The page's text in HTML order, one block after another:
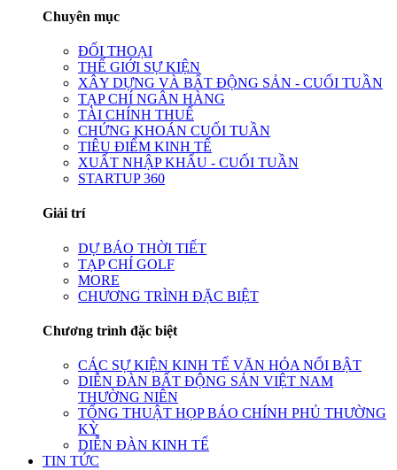
Chuyên mục
ĐỐI THOẠI
THẾ GIỚI SỰ KIỆN
XÂY DỰNG VÀ BẤT ĐỘNG SẢN - CUỐI TUẦN
TẠP CHÍ NGÂN HÀNG
TÀI CHÍNH THUẾ
CHỨNG KHOÁN CUỐI TUẦN
TIÊU ĐIỂM KINH TẾ
XUẤT NHẬP KHẨU - CUỐI TUẦN
STARTUP 360
Giải trí
DỰ BÁO THỜI TIẾT
TẠP CHÍ GOLF
MORE
CHƯƠNG TRÌNH ĐẶC BIỆT
Chương trình đặc biệt
CÁC SỰ KIỆN KINH TẾ VĂN HÓA NỔI BẬT
DIỄN ĐÀN BẤT ĐỘNG SẢN VIỆT NAM
THƯỜNG NIÊN
TỔNG THUẬT HỌP BÁO CHÍNH PHỦ THƯỜNG
KỲ
DIỄN ĐÀN KINH TẾ
TIN TỨC